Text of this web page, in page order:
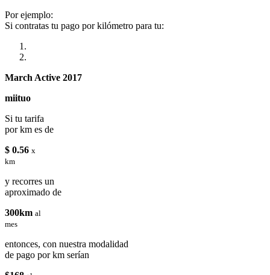
Por ejemplo:
Si contratas tu pago por kilómetro para tu:
March Active 2017
miituo
Si tu tarifa
por km es de
$ 0.56 x
km
y recorres un
aproximado de
300km al
mes
entonces, con nuestra modalidad
de pago por km serían